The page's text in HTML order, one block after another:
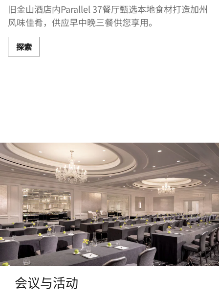
旧金山酒店内Parallel 37餐厅甄选本地食材打造加州
风味佳肴，供应早中晚三餐供您享用。
探索
会议与活动